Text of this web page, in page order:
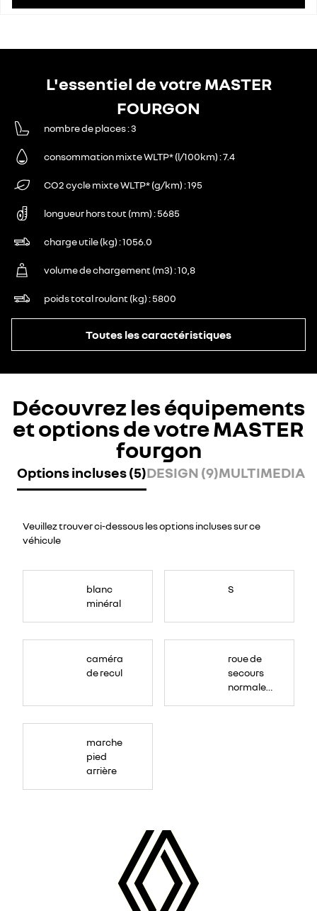
L'essentiel de votre MASTER
FOURGON
nombre de places 3
consommation mixte WLTP* (l/100km) 7.4
CO2 cycle mixte WLTP* (g/km) 195
longueur hors tout (mm) 5685
charge utile (kg) 1056.0
volume de chargement (m3) 10,8
poids total roulant (kg) 5800
Toutes les caractéristiques
Découvrez les équipements
et options de votre MASTER
fourgon
Options incluses (5)DESIGN (9)MULTIMEDIA
Veuillez trouver ci-dessous les options incluses sur ce
véhicule
blanc
minéral
S
caméra
de recul
roue de
secours
normale
marche
pied
arrière